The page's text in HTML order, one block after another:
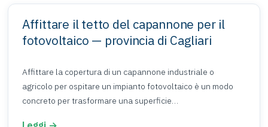
Affittare il tetto del capannone per il
fotovoltaico — provincia di Cagliari
Affittare la copertura di un capannone industriale o
agricolo per ospitare un impianto fotovoltaico è un modo
concreto per trasformare una superficie…